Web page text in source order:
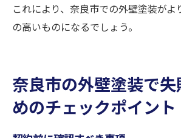
これにより、奈良市での外壁塗装がよ
の高いものになるでしょう。
奈良市の外壁塗装で
めのチェックポイント